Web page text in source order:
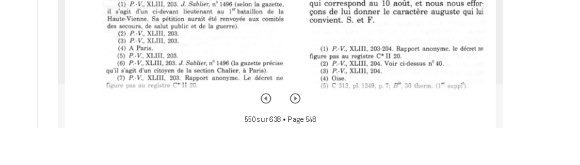
550 sur 638 • Page 548